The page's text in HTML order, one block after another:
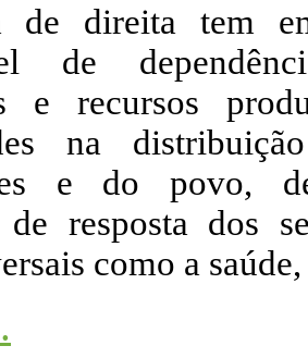
de direita tem
de
e recursos
na
e do povo,
de resposta dos
como a